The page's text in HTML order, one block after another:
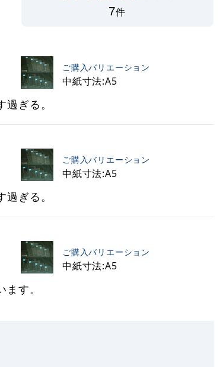
7件
ご購入バリエーション
中紙寸法:A5
ぎる。
ご購入バリエーション
中紙寸法:A5
ぎる。
ご購入バリエーション
中紙寸法:A5
す。